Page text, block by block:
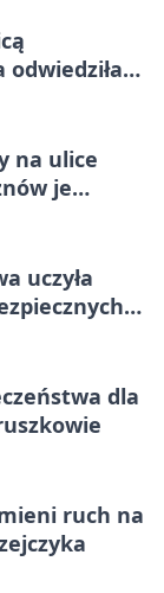
na ulice
je
uczyła
dla
ruch na